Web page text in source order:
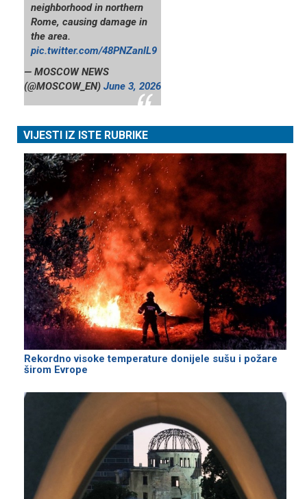
neighborhood in northern
Rome, causing damage in
the area.
pic.twitter.com/48PNZanlL9
— MOSCOW NEWS
(@MOSCOW_EN) June 3, 2026
VIJESTI IZ ISTE RUBRIKE
Rekordno visoke temperature donijele sušu i požare
širom Evrope